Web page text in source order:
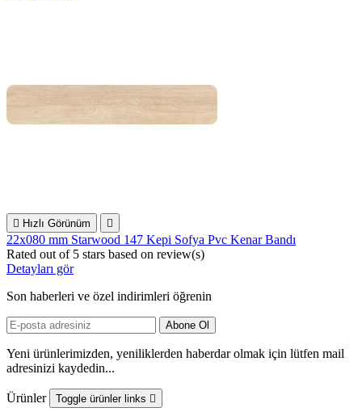
 Hızlı Görünüm 
22x080 mm Starwood 147 Kepi Sofya Pvc Kenar Bandı
Rated out of 5 stars based on review(s)
Detayları gör
Son haberleri ve özel indirimleri öğrenin
Yeni ürünlerimizden, yeniliklerden haberdar olmak için lütfen mail
adresinizi kaydedin...
Ürünler Toggle ürünler links 